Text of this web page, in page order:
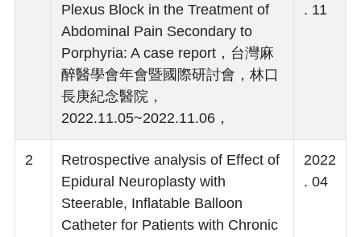
Plexus Block in the Treatment of
Abdominal Pain Secondary to
Porphyria: A case report，台灣麻
醉醫學會年會暨國際研討會，林口
長庚紀念醫院，
2022.11.05~2022.11.06，
. 11
2
Retrospective analysis of Effect of
Epidural Neuroplasty with
Steerable, Inflatable Balloon
Catheter for Patients with Chronic
2022
. 04